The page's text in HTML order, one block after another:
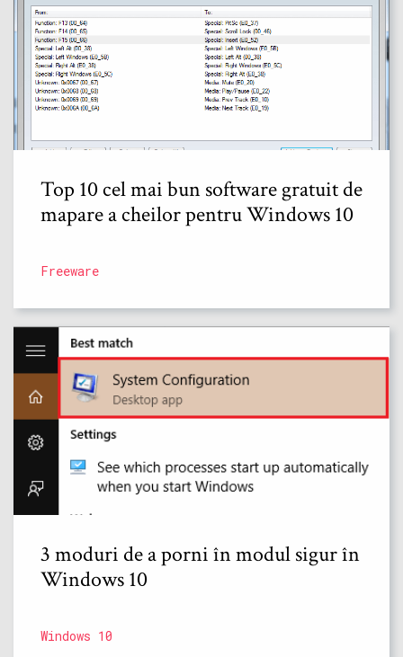
Top 10 cel mai bun software gratuit de
mapare a cheilor pentru Windows 10
Freeware
3 moduri de a porni în modul sigur în
Windows 10
Windows 10